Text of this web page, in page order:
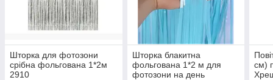
Шторка для фотозони
срібна фольгована 1*2м
2910
Шторка блакитна
фольгована 1*2 м для
фотозони на день
см)